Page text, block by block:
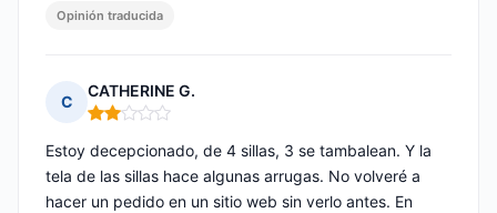
Opinión traducida
C
CATHERINE G.
Nota: 2 de 5
Estoy decepcionado, de 4 sillas, 3 se tambalean. Y la
tela de las sillas hace algunas arrugas. No volveré a
hacer un pedido en un sitio web sin verlo antes. En